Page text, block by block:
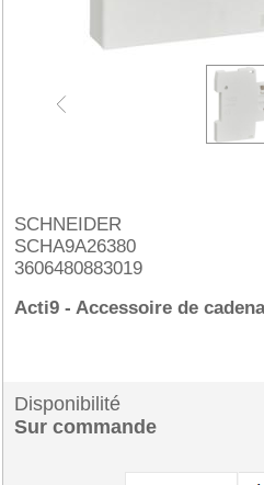
SCHNEIDER
SCHA9A26380
3606480883019
Acti9 - Accessoire de
Disponibilité
Sur commande